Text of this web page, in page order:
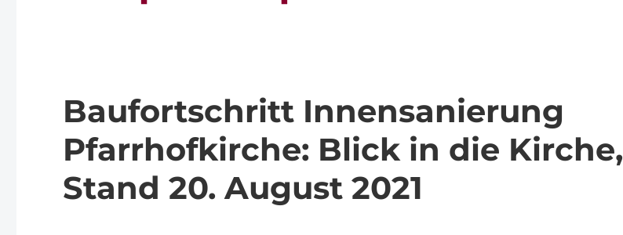
Baufortschritt Innensanierung
Pfarrhofkirche: Blick in die Kirche,
Stand 20. August 2021